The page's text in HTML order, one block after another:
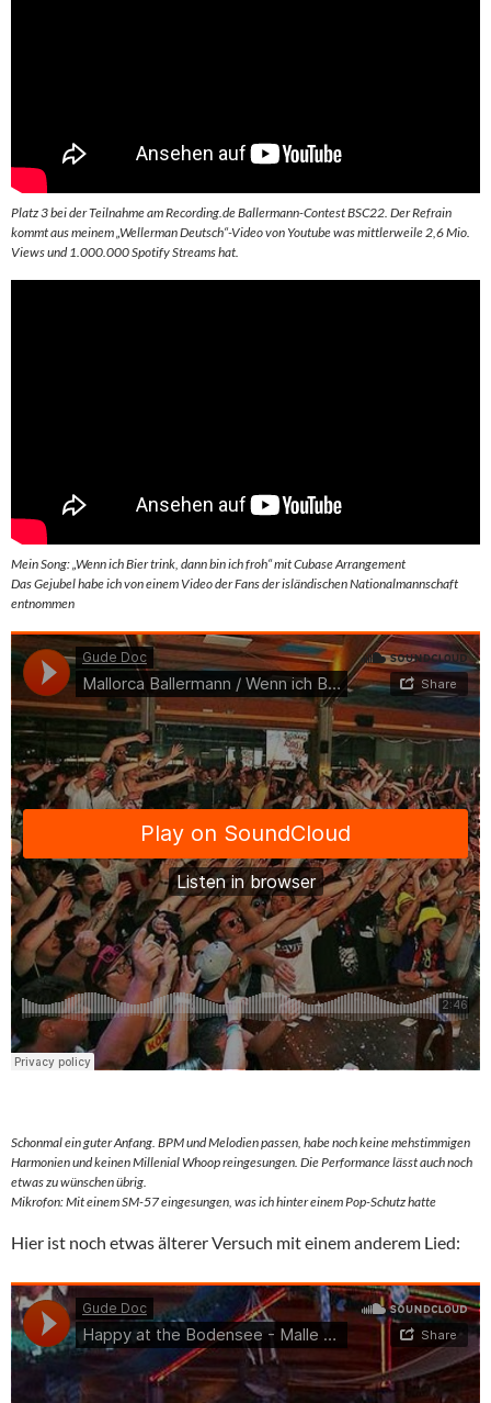
Platz 3 bei der Teilnahme am Recording.de Ballermann-Contest BSC22. Der Refrain
kommt aus meinem „Wellerman Deutsch“-Video von Youtube was mittlerweile 2,6 Mio.
Views und 1.000.000 Spotify Streams hat.
Mein Song: „Wenn ich Bier trink, dann bin ich froh“ mit Cubase Arrangement
Das Gejubel habe ich von einem Video der Fans der isländischen Nationalmannschaft
entnommen
Schonmal ein guter Anfang. BPM und Melodien passen, habe noch keine mehstimmigen
Harmonien und keinen Millenial Whoop reingesungen. Die Performance lässt auch noch
etwas zu wünschen übrig.
Mikrofon: Mit einem SM-57 eingesungen, was ich hinter einem Pop-Schutz hatte
Hier ist noch etwas älterer Versuch mit einem anderem Lied: